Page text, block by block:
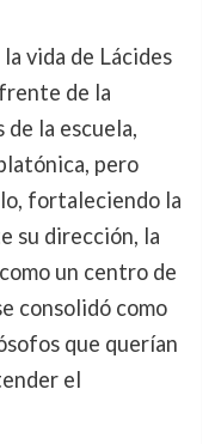
vida de Lácides
de la
de la escuela,
pero
fortaleciendo la
su dirección, la
un centro de
consolidó como
que querían
el